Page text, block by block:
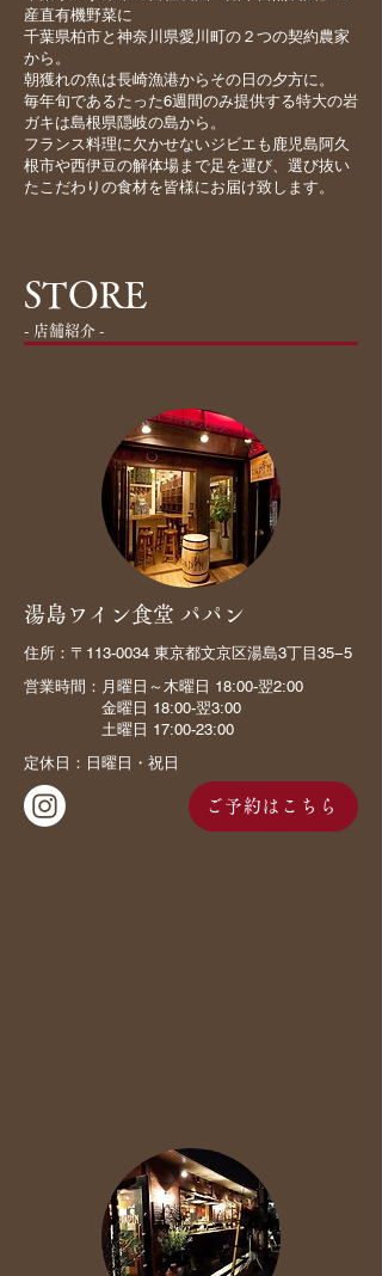
産直有機野菜に
千葉県柏市と神奈川県愛川町の２つの契約農家
から。
朝獲れの魚は長崎漁港からその日の夕方に。
毎年旬であるたった6週間のみ提供する特大の岩
ガキは島根県隠岐の島から。
フランス料理に欠かせないジビエも鹿児島阿久
根市や西伊豆の解体場まで足を運び、選び抜い
たこだわりの食材を皆様にお届け致します。
STORE
​- 店舗紹介 -
湯島ワイン食堂 パパン
住所：〒113-0034 東京都文京区湯島3丁目35−5
営業時間：月曜日～木曜日 18:00-翌2:00
金曜日 18:00-翌3:00
​ 土曜日 17:00-23:00
定休日：日曜日・祝日
ご予約はこちら